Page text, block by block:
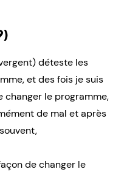
déteste les
et des fois je suis
changer le programme,
de mal et après
de changer le